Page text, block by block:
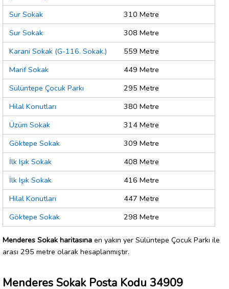
Sur Sokak
310 Metre
Sur Sokak
308 Metre
Karani Sokak (G-116. Sokak.)
559 Metre
Marif Sokak
449 Metre
Sülüntepe Çocuk Parkı
295 Metre
Hilal Konutları
380 Metre
Üzüm Sokak
314 Metre
Göktepe Sokak
309 Metre
İlk Işık Sokak
408 Metre
İlk Işık Sokak
416 Metre
Hilal Konutları
447 Metre
Göktepe Sokak
298 Metre
Menderes Sokak haritasına en yakın yer Sülüntepe Çocuk Parkı ile
arası 295 metre olarak hesaplanmıştır.
Menderes Sokak Posta Kodu 34909